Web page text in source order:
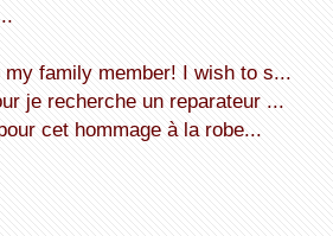
my family member! I wish to s...
je recherche un reparateur ...
cet hommage à la robe...